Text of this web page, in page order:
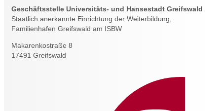
Geschäftsstelle Universitäts- und Hansestadt Greifswald
Staatlich anerkannte Einrichtung der Weiterbildung;
Familienhafen Greifswald am ISBW
Makarenkostraße 8
17491 Greifswald